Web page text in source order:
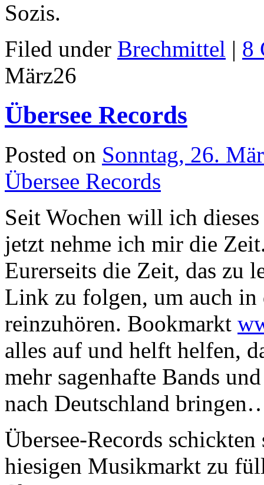
Filed under Brechmittel | 8
März26
Übersee Records
Posted on Sonntag, 26.
Übersee Records
Seit Wochen will ich
jetzt nehme ich mir die
Eurerseits die Zeit, das zu
Link zu folgen, um auch in
reinzuhören. Bookmarkt
alles auf und helft helfen,
mehr sagenhafte Bands
nach Deutschland
Übersee-Records
hiesigen Musikmarkt zu